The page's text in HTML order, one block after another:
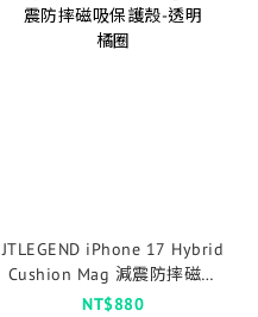
JTLEGEND iPhone 17 Hybrid
Cushion Mag 減震防摔磁吸
保護殼-透明橘圈
NT$880